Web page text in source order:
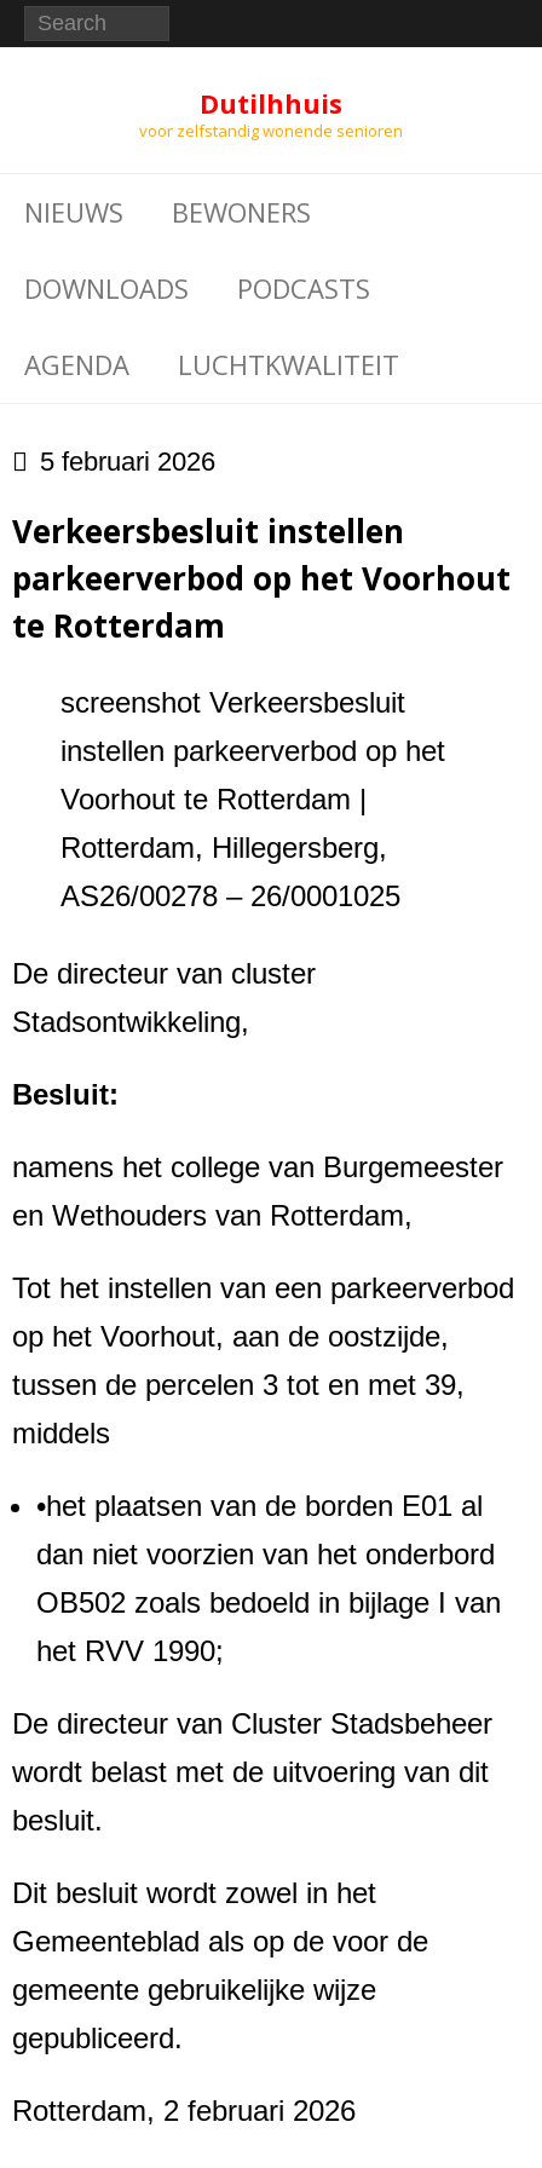
Dutilhhuis
voor zelfstandig wonende senioren
NIEUWS BEWONERS
DOWNLOADS PODCASTS
AGENDA LUCHTKWALITEIT
5 februari 2026
Verkeersbesluit instellen
parkeerverbod op het Voorhout
te Rotterdam
screenshot Verkeersbesluit
instellen parkeerverbod op het
Voorhout te Rotterdam |
Rotterdam, Hillegersberg,
AS26/00278 – 26/0001025
De directeur van cluster
Stadsontwikkeling,
Besluit:
namens het college van Burgemeester
en Wethouders van Rotterdam,
Tot het instellen van een parkeerverbod
op het Voorhout, aan de oostzijde,
tussen de percelen 3 tot en met 39,
middels
•het plaatsen van de borden E01 al
dan niet voorzien van het onderbord
OB502 zoals bedoeld in bijlage I van
het RVV 1990;
De directeur van Cluster Stadsbeheer
wordt belast met de uitvoering van dit
besluit.
Dit besluit wordt zowel in het
Gemeenteblad als op de voor de
gemeente gebruikelijke wijze
gepubliceerd.
Rotterdam, 2 februari 2026